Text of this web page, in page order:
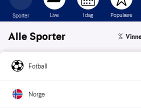
Nettsidene
fungere
teknisk
Samle
statistikk
for